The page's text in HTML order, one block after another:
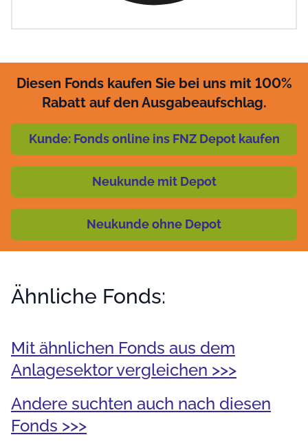
Diesen Fonds kaufen Sie bei uns mit 100%
Rabatt auf den Ausgabeaufschlag.
Kunde: Fonds online ins FNZ Depot kaufen
Neukunde mit Depot
Neukunde ohne Depot
Ähnliche Fonds:
Mit ähnlichen Fonds aus dem
Anlagesektor vergleichen >>>
Andere suchten auch nach diesen
Fonds >>>